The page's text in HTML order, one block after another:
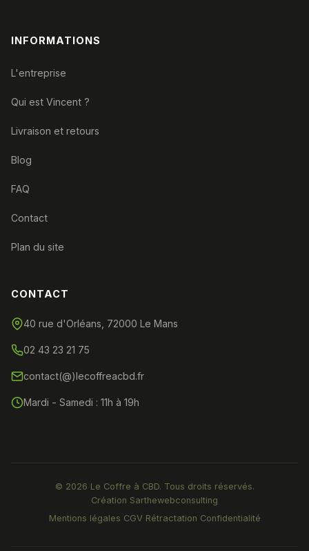
INFORMATIONS
L'entreprise
Qui est Vincent ?
Livraison et retours
Blog
FAQ
Contact
Plan du site
CONTACT
40 rue d'Orléans, 72000 Le Mans
02 43 23 21 75
contact(@)lecoffreacbd.fr
Mardi - Samedi : 11h à 19h
© 2026 Le Coffre à CBD. Tous droits réservés.
Création Sarthewebconsulting
Mentions légales CGV Rétractation Confidentialité